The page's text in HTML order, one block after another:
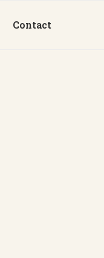
Contact